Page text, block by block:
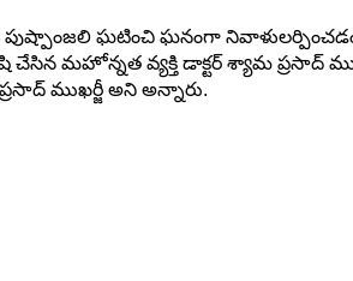
ఘటించి ఘనంగా
మహోన్నత వ్యక్తి డాక్టర్ శ్యామ ప్రసాద్
ముఖర్జీ అని అన్నారు.